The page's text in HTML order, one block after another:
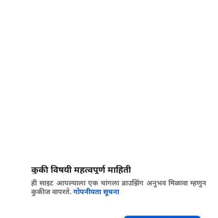
कुकी विषयी महत्वपूर्ण माहिती
ही साइट आपल्याला एक चांगला ब्राउझिंग अनुभव मिळावा म्हणुन
कुकीज वापरते. गोपनीयता सूचना